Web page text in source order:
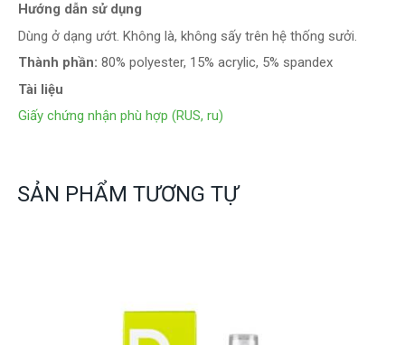
Hướng dẫn sử dụng
Dùng ở dạng ướt. Không là, không sấy trên hệ thống sưởi.
Thành phần: 80% polyester, 15% acrylic, 5% spandex
Tài liệu
Giấy chứng nhận phù hợp (RUS, ru)
SẢN PHẨM TƯƠNG TỰ